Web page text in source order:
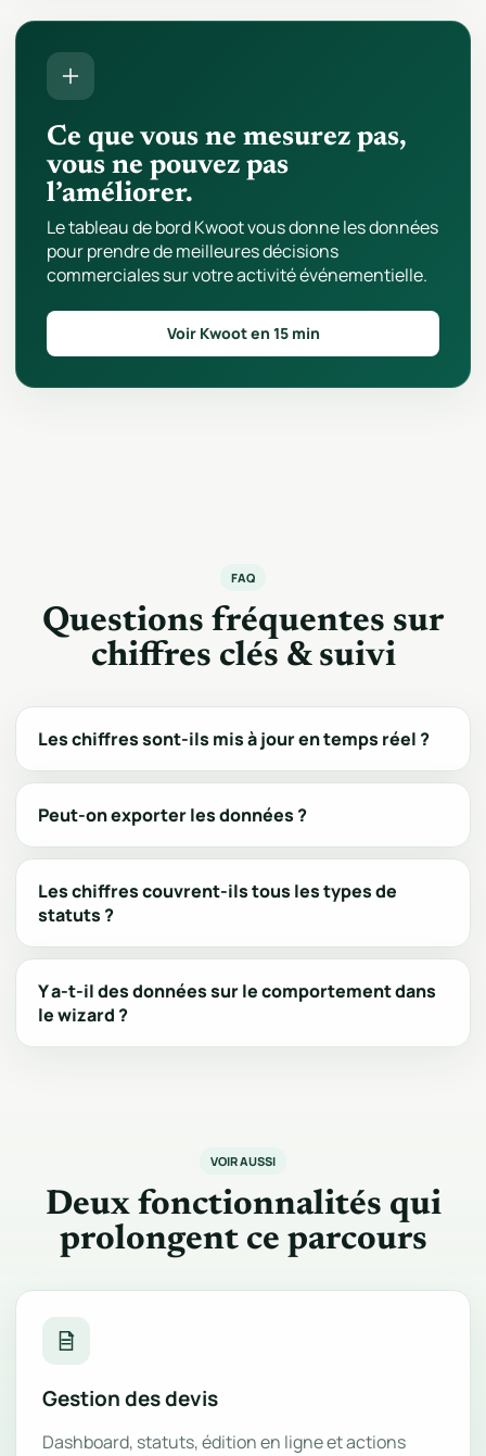
Ce que vous ne mesurez pas,
vous ne pouvez pas
l’améliorer.
Le tableau de bord Kwoot vous donne les données
pour prendre de meilleures décisions
commerciales sur votre activité événementielle.
Voir Kwoot en 15 min
FAQ
Questions fréquentes sur
chiffres clés & suivi
Les chiffres sont-ils mis à jour en temps réel ?
Peut-on exporter les données ?
Les chiffres couvrent-ils tous les types de
statuts ?
Y a-t-il des données sur le comportement dans
le wizard ?
VOIR AUSSI
Deux fonctionnalités qui
prolongent ce parcours
Gestion des devis
Dashboard, statuts, édition en ligne et actions